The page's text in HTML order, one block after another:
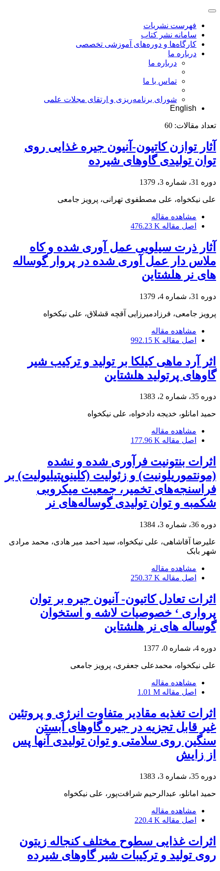
فهرست نشریات
سامانه نشر کتاب
کارگاه‌ها و دوره‌های آموزشی تخصصی
درباره ما
درباره ما
تماس با ما
شورای برنامه‌ریزی و ارتقای مجلات علمی
English
تعداد مقالات: 60
آثار توازن کاتیون-آنیون جیره غذایی روی
توان تولیدی گاوهای شیرده
دوره 31، شماره 3، 1379
علی نیکخواه، علی مصطفوی تهرانی، پرویز جامعی
مشاهده مقاله
اصل مقاله 476.23 K
آثار ذرت سیلویی عمل آوری شده و کاه
ملاس دار عمل آوری شده در پروار گوساله
های نر هلشتاین
دوره 31، شماره 4، 1379
پرویز جامعی، فرزادمیرزایی آقچه قشلاق، علی نیکخواه
مشاهده مقاله
اصل مقاله 992.15 K
اثر آرد ماهی کیلکا بر تولید و ترکیب شیر
گاوهای پرتولید هلشتاین
دوره 35، شماره 2، 1383
حمید امانلو، خدیجه دادخواه، علی نیکخواه
مشاهده مقاله
اصل مقاله 177.96 K
اثرات بنتونیت فرآوری شده و نشده
(مونتموریلونیت) و زئولیت (کلینوپتیلیولیت) بر
فراسنجه‌های تخمیر، جمعیت میکروبی
شکمبه و توان تولیدی گوساله‌های نر
دوره 36، شماره 3، 1384
علیرضا آقاشاهی، علی نیکخواه، سید احمد میر هادی، محمد مرادی
شهر بابک
مشاهده مقاله
اصل مقاله 250.37 K
اثرات تعادل کاتیون- آنیون جیره بر توان
پرواری ‘ خصوصیات لاشه و استخوان
گوساله های نر هلشتاین
دوره 4، شماره 0، 1377
علی نیکخواه، محمدعلی جعفری، پرویز جامعی
مشاهده مقاله
اصل مقاله 1.01 M
اثرات تغذیه مقادیر متفاوت انرژی و پروتئین
غیر قابل تجزیه در جیره‌ گاوهای آبستن
سنگین روی سلامتی و توان تولیدی آنها پس
از زایش
دوره 35، شماره 3، 1383
حمید امانلو، عبدالرحیم شرافت‌پور، علی نیکخواه
مشاهده مقاله
اصل مقاله 220.4 K
اثرات غذایی سطوح مختلف کنجاله زیتون
روی تولید و ترکیبات شیر گاوهای شیرده